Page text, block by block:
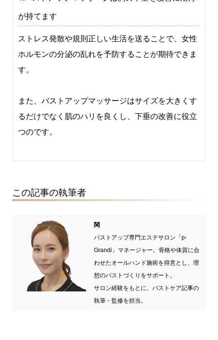
が持てます
ストレス発散や規則正しい生活を送ることで、女性
ホルモンの分泌の乱れを予防することが期待できま
す。
また、バストアップマッサージはサイズを大きくす
るだけでなく肌のハリを良くし、下垂の改善に役立
つのです。
この記事の執筆者
関
バストアップ専門エステサロン「p-
Grandi」マネージャー。骨格や体質に合
わせたオールハンド施術を得意とし、理
想のバストづくりをサポート。
サロン経験をもとに、バストケア記事の
執筆・監修を担当。